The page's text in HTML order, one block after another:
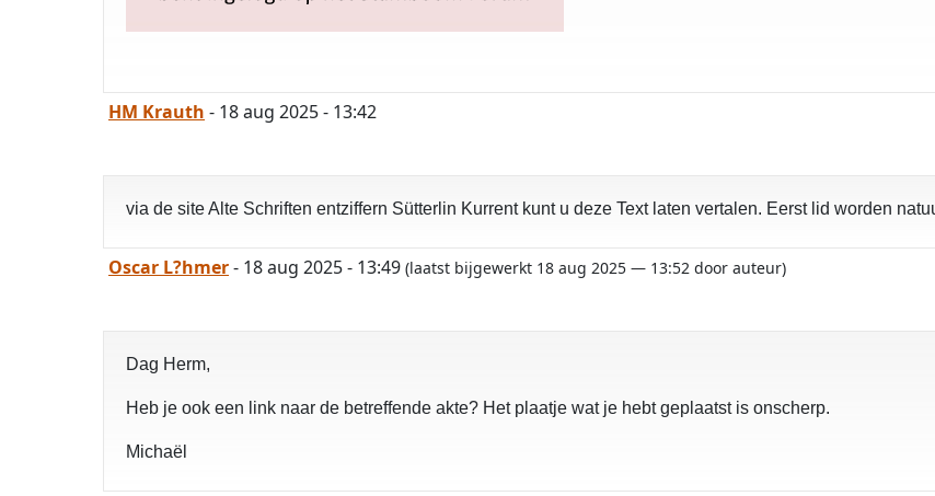
HM Krauth - 18 aug 2025 - 13:42
via de site Alte Schriften entziffern Sütterlin Kurrent kunt u deze Text laten vertalen. Eerst lid worden
Oscar L?hmer- 18 aug 2025 - 13:49 (laatst bijgewerkt 18 aug 2025 — 13:52 door auteur)
Dag Herm,
Heb je ook een link naar de betreffende akte? Het plaatje wat je hebt geplaatst is onscherp.
Michaël